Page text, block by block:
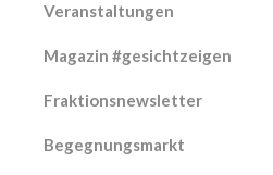
Veranstaltungen
Magazin #gesichtzeigen
Fraktionsnewsletter
Begegnungsmarkt